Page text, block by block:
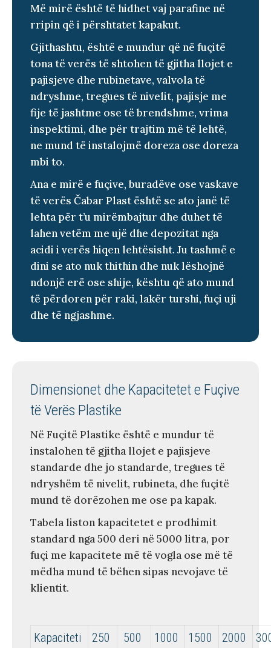
Më mirë është të hidhet vaj parafine në
rripin që i përshtatet kapakut.
Gjithashtu, është e mundur që në fuçitë
tona të verës të shtohen të gjitha llojet e
pajisjeve dhe rubinetave, valvola të
ndryshme, tregues të nivelit, pajisje me
fije të jashtme ose të brendshme, vrima
inspektimi, dhe për trajtim më të lehtë,
ne mund të instalojmë doreza ose doreza
mbi to.
Ana e mirë e fuçive, buradëve ose vaskave
të verës Čabar Plast është se ato janë të
lehta për t’u mirëmbajtur dhe duhet të
lahen vetëm me ujë dhe depozitat nga
acidi i verës hiqen lehtësisht. Ju tashmë e
dini se ato nuk thithin dhe nuk lëshojnë
ndonjë erë ose shije, kështu që ato mund
të përdoren për raki, lakër turshi, fuçi uji
dhe të ngjashme.
Dimensionet dhe Kapacitetet e Fuçive
të Verës Plastike
Në Fuçitë Plastike është e mundur të
instalohen të gjitha llojet e pajisjeve
standarde dhe jo standarde, tregues të
ndryshëm të nivelit, rubineta, dhe fuçitë
mund të dorëzohen me ose pa kapak.
Tabela liston kapacitetet e prodhimit
standard nga 500 deri në 5000 litra, por
fuçi me kapacitete më të vogla ose më të
mëdha mund të bëhen sipas nevojave të
klientit.
Kapaciteti
250 500 1000 1500 2000